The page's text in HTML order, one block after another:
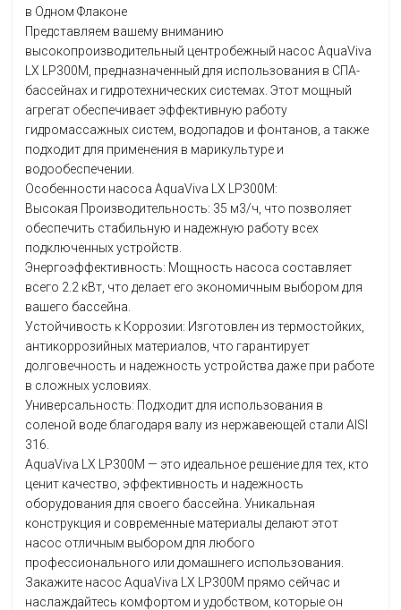
в Одном Флаконе
Представляем вашему вниманию
высокопроизводительный центробежный насос AquaViva
LX LP300M, предназначенный для использования в СПА-
бассейнах и гидротехнических системах. Этот мощный
агрегат обеспечивает эффективную работу
гидромассажных систем, водопадов и фонтанов, а также
подходит для применения в марикультуре и
водообеспечении.
Особенности насоса AquaViva LX LP300M:
Высокая Производительность: 35 м3/ч, что позволяет
обеспечить стабильную и надежную работу всех
подключенных устройств.
Энергоэффективность: Мощность насоса составляет
всего 2.2 кВт, что делает его экономичным выбором для
вашего бассейна.
Устойчивость к Коррозии: Изготовлен из термостойких,
антикоррозийных материалов, что гарантирует
долговечность и надежность устройства даже при работе
в сложных условиях.
Универсальность: Подходит для использования в
соленой воде благодаря валу из нержавеющей стали AISI
316.
AquaViva LX LP300M — это идеальное решение для тех, кто
ценит качество, эффективность и надежность
оборудования для своего бассейна. Уникальная
конструкция и современные материалы делают этот
насос отличным выбором для любого
профессионального или домашнего использования.
Закажите насос AquaViva LX LP300M прямо сейчас и
наслаждайтесь комфортом и удобством, которые он